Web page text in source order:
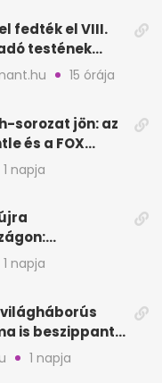
fedték el VIII.
testének
15 órája
sorozat jön: az
és a FOX
1 napja
a Viasat Film
1 napja
is beszippant
1 napja